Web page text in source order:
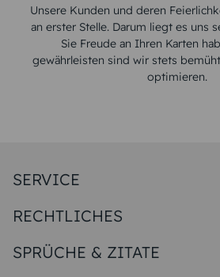
Unsere Kunden und deren
an erster Stelle. Darum liegt es uns
Sie Freude an Ihren Karten
gewährleisten sind wir stets
optimieren.
SERVICE
Papiersorten
Unsere Produktion
Magazin
RECHTLICHES
Widerrufsbelehrung
SPRÜCHE & ZITATE